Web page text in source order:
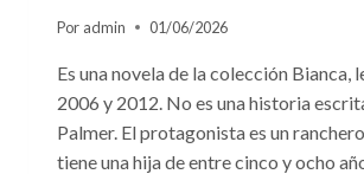
Por admin 01/06/2026
Es una novela de la colección Bianca,
2006 y 2012. No es una historia
Palmer. El protagonista es un
tiene una hija de entre cinco y ocho